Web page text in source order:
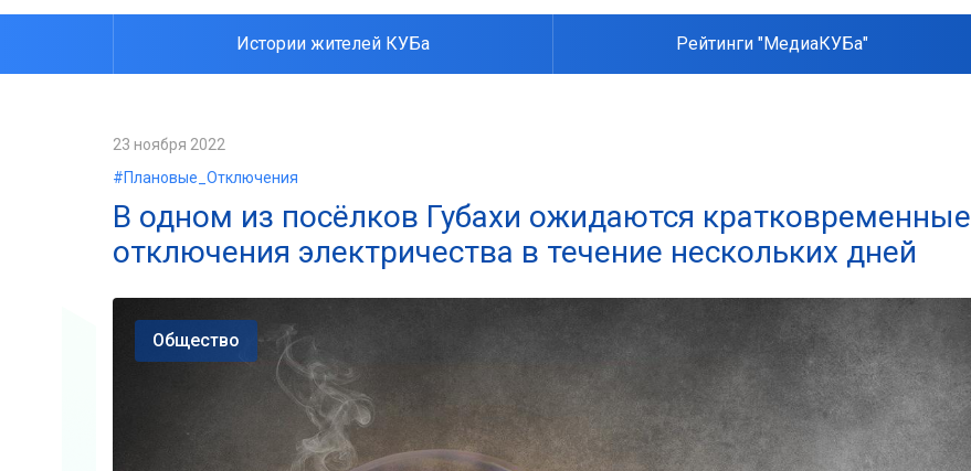
Истории жителей КУБа Рейтинги "МедиаКУБа"
23 ноября 2022
#Плановые_Отключения
В одном из посёлков Губахи ожидаются кратковременные
отключения электричества в течение нескольких дней
Общество